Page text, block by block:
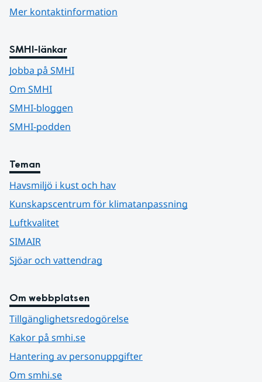
Mer kontaktinformation
SMHI-länkar
Jobba på SMHI
Om SMHI
SMHI-bloggen
SMHI-podden
Teman
Havsmiljö i kust och hav
Kunskapscentrum för klimatanpassning
Luftkvalitet
SIMAIR
Sjöar och vattendrag
Om webbplatsen
Tillgänglighetsredogörelse
Kakor på smhi.se
Hantering av personuppgifter
Om smhi.se